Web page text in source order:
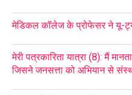
मेडिकल कॉलेज के प्रोफेसर ने यू-
मेरी पत्रकारिता यात्रा (8): मैं
जिसने जनसत्ता को अभियान से